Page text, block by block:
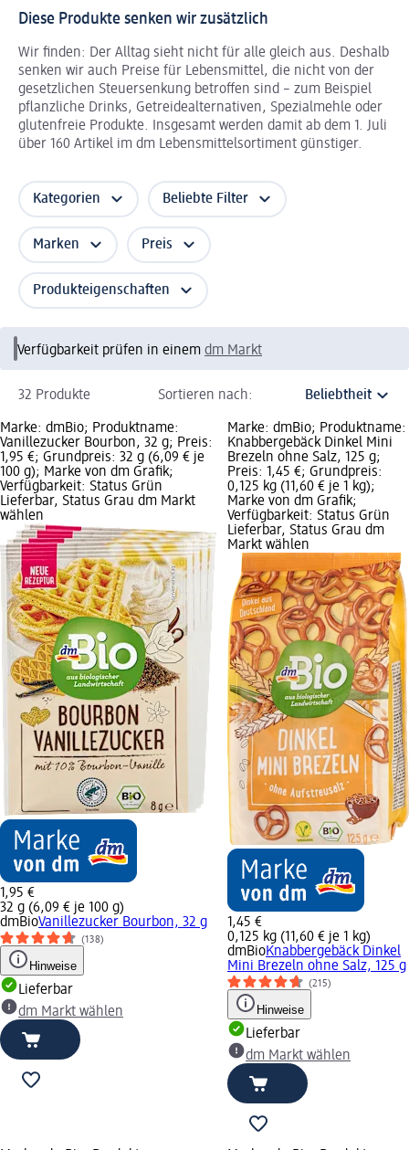
Diese Produkte senken wir zusätzlich
Wir finden: Der Alltag sieht nicht für alle gleich aus. Deshalb
senken wir auch Preise für Lebensmittel, die nicht von der
gesetzlichen Steuersenkung betroffen sind – zum Beispiel
pflanzliche Drinks, Getreidealternativen, Spezialmehle oder
glutenfreie Produkte. Insgesamt werden damit ab dem 1. Juli
über 160 Artikel im dm Lebensmittelsortiment günstiger.
Kategorien Beliebte Filter
Marken Preis
Produkteigenschaften
Verfügbarkeit prüfen in einem dm Markt
32 Produkte Sortieren nach:
Marke: dmBio; Produktname:
Vanillezucker Bourbon, 32 g; Preis:
1,95 €; Grundpreis: 32 g (6,09 € je
100 g); Marke von dm Grafik;
Verfügbarkeit: Status Grün
Lieferbar, Status Grau dm Markt
wählen
1,95 €
32 g (6,09 € je 100 g)
dmBioVanillezucker Bourbon, 32 g
(138)
Hinweise
Lieferbar
dm Markt wählen
Marke: dmBio; Produktname:
Knabbergebäck Dinkel Mini
Brezeln ohne Salz, 125 g;
Preis: 1,45 €; Grundpreis:
0,125 kg (11,60 € je 1 kg);
Marke von dm Grafik;
Verfügbarkeit: Status Grün
Lieferbar, Status Grau dm
Markt wählen
1,45 €
0,125 kg (11,60 € je 1 kg)
dmBioKnabbergebäck Dinkel
Mini Brezeln ohne Salz, 125 g
(215)
Hinweise
Lieferbar
dm Markt wählen